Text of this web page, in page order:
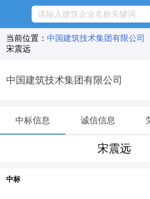
当前位置： 中国建筑技术集团有限公司
宋震远
中国建筑技术集团有限公司
中标信息 诚信信息
宋震远
中标